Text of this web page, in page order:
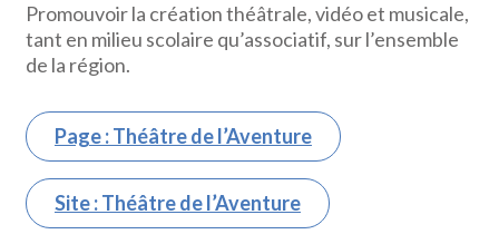
Promouvoir la création théâtrale, vidéo et musicale,
tant en milieu scolaire qu’associatif, sur l’ensemble
de la région.
Page : Théâtre de l’Aventure
Site : Théâtre de l’Aventure